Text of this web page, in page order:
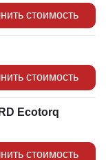
стоимость
стоимость
Ecotorq
стоимость